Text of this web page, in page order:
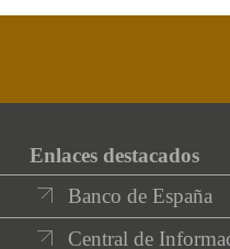
Enlaces destacados
Banco de España
Central de